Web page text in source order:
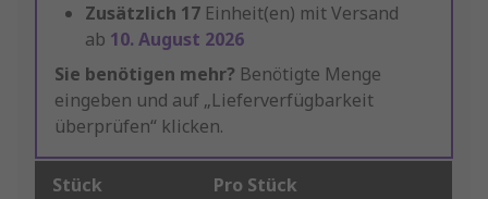
Zusätzlich 17 Einheit(en) mit Versand
ab 10. August 2026
Sie benötigen mehr? Benötigte Menge
eingeben und auf „Lieferverfügbarkeit
überprüfen“ klicken.
Stück Pro Stück